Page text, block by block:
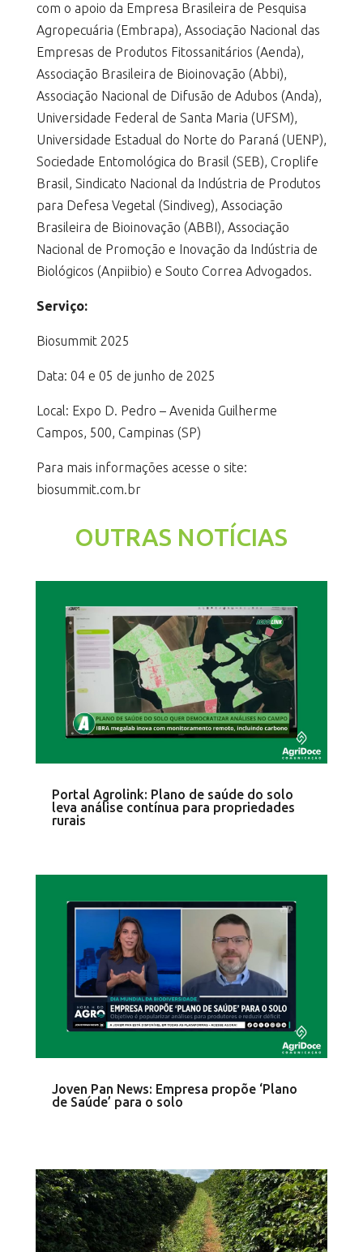
com o apoio da Empresa Brasileira de Pesquisa
Agropecuária (Embrapa), Associação Nacional das
Empresas de Produtos Fitossanitários (Aenda),
Associação Brasileira de Bioinovação (Abbi),
Associação Nacional de Difusão de Adubos (Anda),
Universidade Federal de Santa Maria (UFSM),
Universidade Estadual do Norte do Paraná (UENP),
Sociedade Entomológica do Brasil (SEB), Croplife
Brasil, Sindicato Nacional da Indústria de Produtos
para Defesa Vegetal (Sindiveg), Associação
Brasileira de Bioinovação (ABBI), Associação
Nacional de Promoção e Inovação da Indústria de
Biológicos (Anpiibio) e Souto Correa Advogados.
Serviço:
Biosummit 2025
Data: 04 e 05 de junho de 2025
Local: Expo D. Pedro – Avenida Guilherme
Campos, 500, Campinas (SP)
Para mais informações acesse o site:
biosummit.com.br
OUTRAS NOTÍCIAS
Portal Agrolink: Plano de saúde do solo
leva análise contínua para propriedades
rurais
Joven Pan News: Empresa propõe ‘Plano
de Saúde’ para o solo